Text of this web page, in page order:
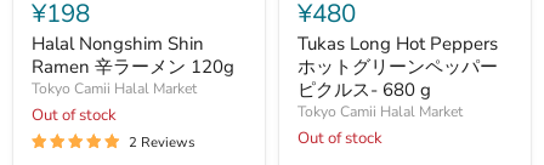
Shin
Ramen
辛
ラ
ー
メ
ン
¥198
Halal Nongshim Shin
Ramen 辛ラーメン 120g
Tokyo Camii Halal Market
Out of stock
2 Reviews
Hot
Peppers
ホ
ッ
ト
グ
リ
¥480
Tukas Long Hot Peppers
ホットグリーンペッパー
ピクルス- 680 g
Tokyo Camii Halal Market
Out of stock